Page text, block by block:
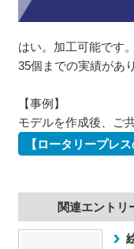
はい。加工可能です。
35個までの実績があ
【事例】
モデルを作成後、ご
【ロータリープレ
関連エントリ